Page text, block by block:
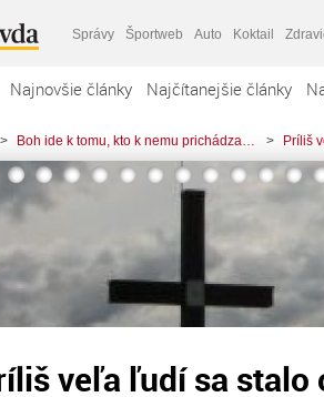
Správy Športweb Auto Koktail
Najnovšie články Najčítanejšie články
> Boh ide k tomu, kto k nemu prichádza… > Príliš
veľa ľudí sa